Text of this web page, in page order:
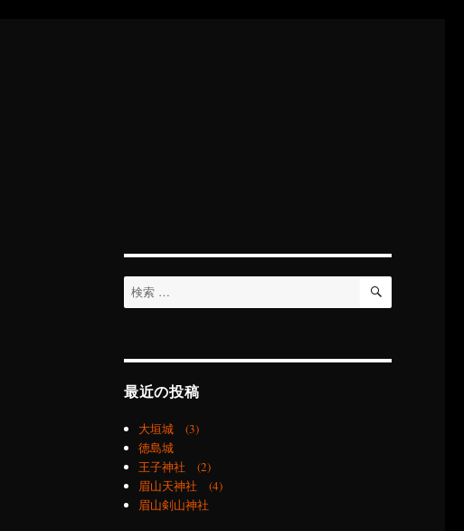
検
索:
検
最近の投稿
大垣城 (3)
徳島城
王子神社 (2)
眉山天神社 (4)
眉山剣山神社